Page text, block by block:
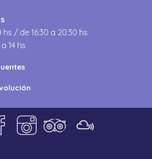
hs / de 16:30 a 20:30 hs
14 hs